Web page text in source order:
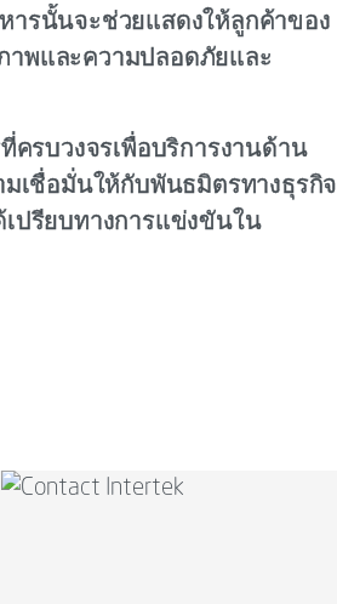
ารนั้นจะช่วยแสดงให้ลูกค้าของ
าพและความปลอดภัยและ
ครบวงจรเพื่อบริการงานด้าน
มเชื่อมั่นให้กับพันธมิตรทางธุรกิจ
ปรียบทางการแข่งขันใน